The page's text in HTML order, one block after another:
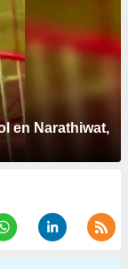
en Narathiwat,